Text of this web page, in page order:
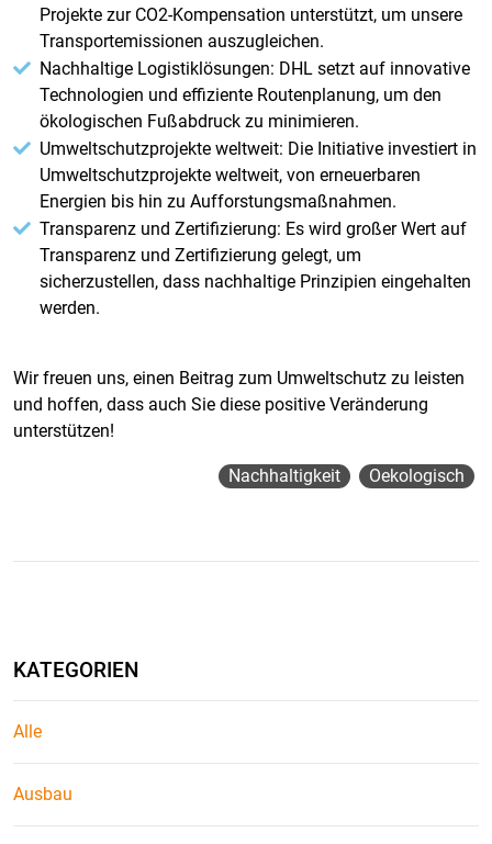
Projekte zur CO2-Kompensation unterstützt, um unsere
Transportemissionen auszugleichen.
Nachhaltige Logistiklösungen: DHL setzt auf innovative
Technologien und effiziente Routenplanung, um den
ökologischen Fußabdruck zu minimieren.
Umweltschutzprojekte weltweit: Die Initiative investiert in
Umweltschutzprojekte weltweit, von erneuerbaren
Energien bis hin zu Aufforstungsmaßnahmen.
Transparenz und Zertifizierung: Es wird großer Wert auf
Transparenz und Zertifizierung gelegt, um
sicherzustellen, dass nachhaltige Prinzipien eingehalten
werden.
Wir freuen uns, einen Beitrag zum Umweltschutz zu leisten
und hoffen, dass auch Sie diese positive Veränderung
unterstützen!
Nachhaltigkeit Oekologisch
KATEGORIEN
Alle
Ausbau